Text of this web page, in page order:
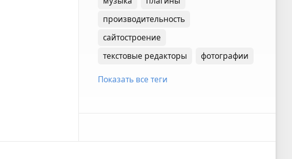
производительность
сайтостроение
текстовые редакторы
фотографии
Показать все теги